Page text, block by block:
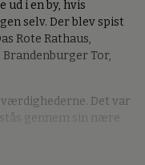
ud i en by, hvis
selv. Der blev spist
Rote Rathaus,
Tor,
Det var
gennem sin nære